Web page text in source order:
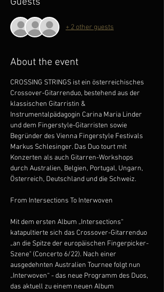
+ 2 other guests
About the event
CROSSING STRINGS ist ein österreichisches
Crossover-Gitarrenduo, bestehend aus der
klassischen Gitarristin &
Instrumentalpädagogin Carina Maria Linder
und dem Fingerstyle-Gitarristen sowie
Begründer des Vienna Fingerstyle Festivals
Markus Schlesinger. Das Duo tourt mit
Konzerten als auch Gitarren-Workshops
durch Australien, Belgien, Portugal, Ungarn,
Österreich, Deutschland und die Schweiz.
From Intersections To Interwoven
Mit dem ersten Album „Intersections“
katapultierte sich das Crossover-Gitarrenduo
„an die Spitze der europäischen Fingerpicker-
Szene" (Concerto 6/22). Nach einer
ausgedehnten Australien Tournee folgt nun
„Interwoven“ - das neue Programm des Duos,
das aktuell zu einem neuen Album